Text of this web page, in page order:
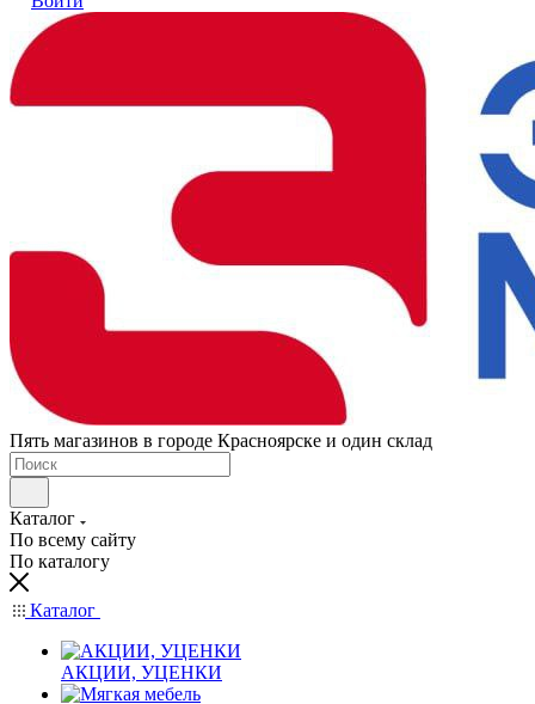
Пять магазинов в городе Красноярске и один склад
Каталог
По всему сайту
По каталогу
Каталог
АКЦИИ, УЦЕНКИ